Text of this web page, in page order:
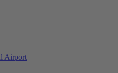
Airport